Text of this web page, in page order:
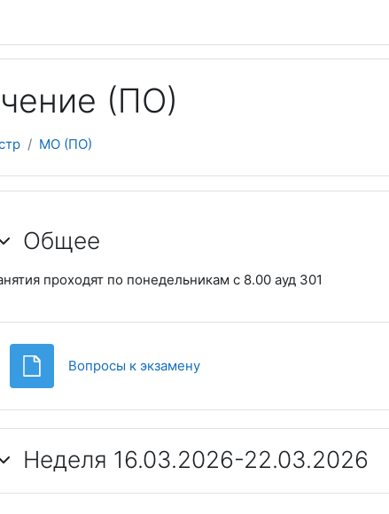
(ПО)
МО (ПО)
Тематический план
Общее
проходят по понедельникам с 8.00 ауд 301
Вопросы к экзаменуФайл
Неделя 16.03.2026-22.03.2026